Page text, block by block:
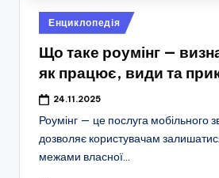
Опубліковано
у
Енциклопедія
Що таке роумінг —
як працює, види та
24.11.2025
Роумінг — це послуга мобільного
дозволяє користувачам
межами власної…